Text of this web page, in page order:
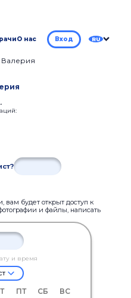
О нас Вход RU
вам будет открыт доступ к
и файлы, написать
и время
ПТ СБ
ВС